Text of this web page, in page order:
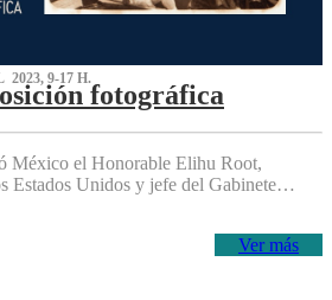
2023, 9-17 H.
fotográfica
México el Honorable Elihu Root,
Estados Unidos y jefe del Gabinete…
Ver más